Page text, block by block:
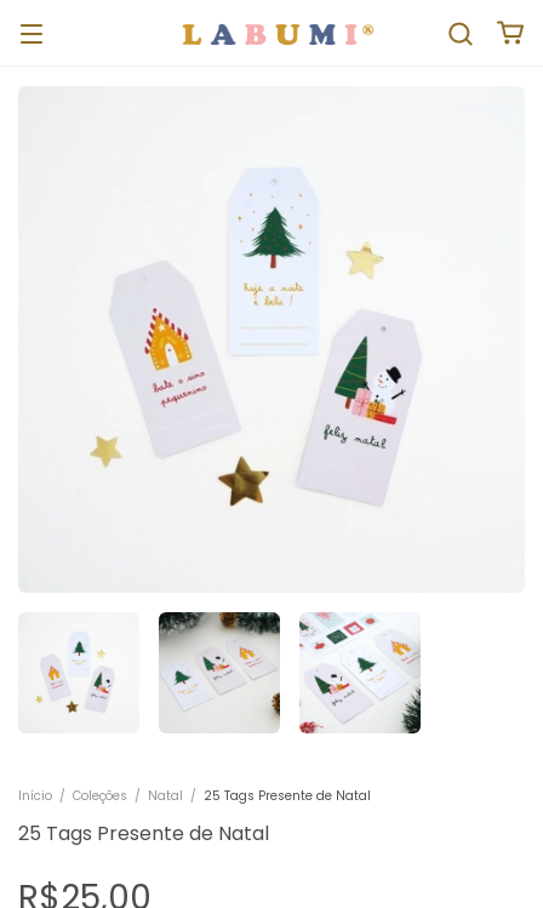
Início / Coleções / Natal / 25 Tags Presente de Natal
25 Tags Presente de Natal
R$25,00